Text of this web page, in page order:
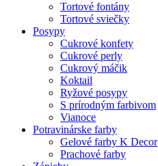
Tortové fontány
Tortové sviečky
Posypy
Cukrové konfety
Cukrové perly
Cukrový máčik
Koktail
Ryžové posypy
S prírodným farbivom
Vianoce
Potravinárske farby
Gelové farby K Decor
Prachové farby